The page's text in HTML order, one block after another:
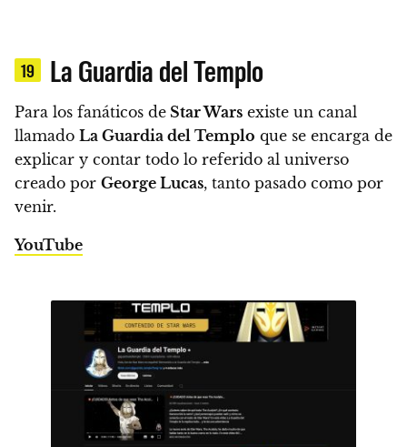
19 La Guardia del Templo
Para los fanáticos de Star Wars existe un canal
llamado La Guardia del Templo que se encarga de
explicar y contar todo lo referido al universo
creado por George Lucas, tanto pasado como por
venir.
YouTube